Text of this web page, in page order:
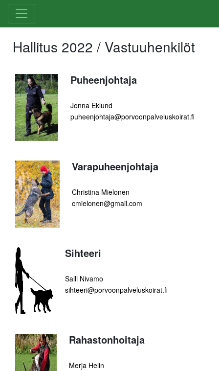
Hallitus 2022 / Vastuuhenkilöt
Puheenjohtaja
Jonna Eklund
puheenjohtaja@porvoonpalveluskoirat.fi
Varapuheenjohtaja
Christina Mielonen
cmielonen@gmail.com
Sihteeri
Salli Nivamo
sihteeri@porvoonpalveluskoirat.fi
Rahastonhoitaja
Merja Helin